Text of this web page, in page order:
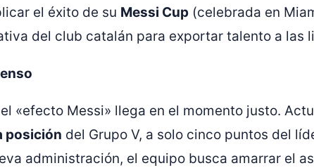
el éxito de su Messi Cup (celebrada en
del club catalán para exportar talento a las
«efecto Messi» llega en el momento justo.
posición del Grupo V, a solo cinco puntos del
administración, el equipo busca amarrar el